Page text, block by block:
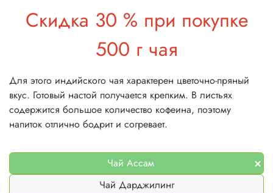
Скидка 30 % при покупке
500 г чая
Для этого индийского чая характерен цветочно-пряный
вкус. Готовый настой получается крепким. В листьях
содержится большое количество кофеина, поэтому
напиток отлично бодрит и согревает.
Чай Ассам
Чай Дарджилинг